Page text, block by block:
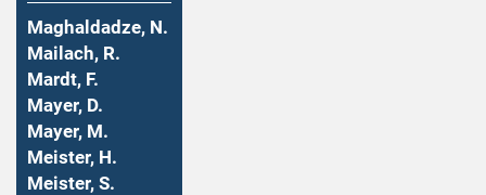
Maghaldadze, N.
Mailach, R.
Mardt, F.
Mayer, D.
Mayer, M.
Meister, H.
Meister, S.